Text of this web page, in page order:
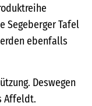
Segeberger Tafel
ebenfalls
Deswegen
Affeldt.